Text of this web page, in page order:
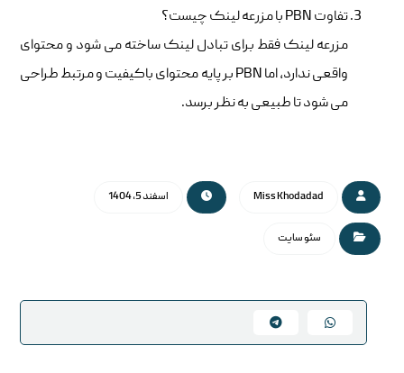
تفاوت PBN با مزرعه لینک چیست؟
مزرعه لینک فقط برای تبادل لینک ساخته می شود و محتوای
واقعی ندارد، اما PBN بر پایه محتوای باکیفیت و مرتبط طراحی
می شود تا طبیعی به نظر برسد.
Miss Khodadad اسفند 5, 1404
سئو سایت